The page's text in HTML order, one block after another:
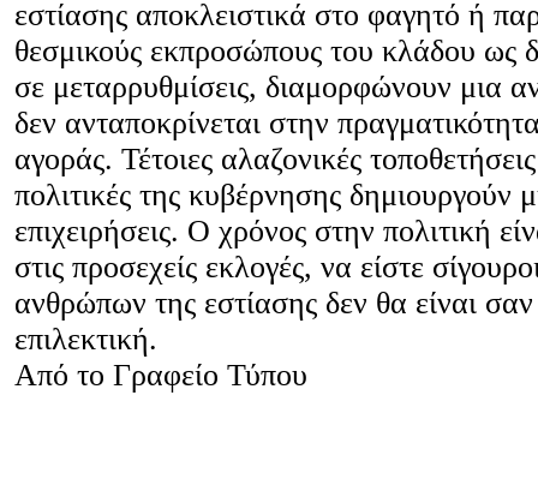
εστίασης αποκλειστικά στο φαγητό ή
θεσμικούς εκπροσώπους του κλάδου ως
σε μεταρρυθμίσεις, διαμορφώνουν μια
δεν ανταποκρίνεται στην
αγοράς. Τέτοιες αλαζονικές
πολιτικές της κυβέρνησης δημιουργούν
επιχειρήσεις. Ο χρόνος στην πολιτική
στις προσεχείς εκλογές, να είστε
ανθρώπων της εστίασης δεν θα είναι
επιλεκτική.
Από το Γραφείο Τύπου